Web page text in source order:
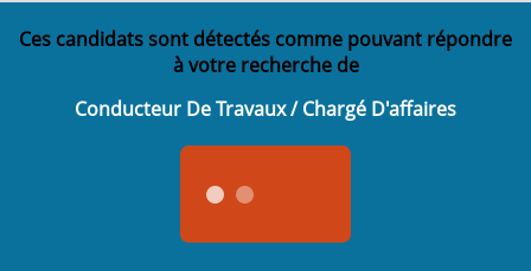
Ces candidats sont détectés comme pouvant répondre
à votre recherche de
Conducteur De Travaux / Chargé D'affaires